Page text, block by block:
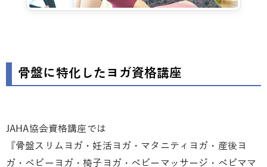
骨盤に特化したヨガ資格講座
JAHA協会資格講座では
『骨盤スリムヨガ・妊活ヨガ・マタニティヨガ・産後ヨ
ガ・ベビーヨガ・椅子ヨガ・ベビーマッサージ・ベビママ